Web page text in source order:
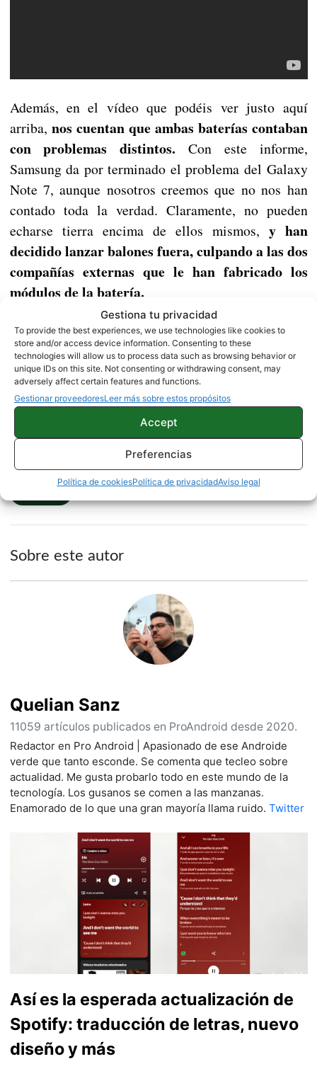
Gestiona tu privacidad
To provide the best experiences, we use technologies like cookies to
store and/or access device information. Consenting to these
technologies will allow us to process data such as browsing behavior or
unique IDs on this site. Not consenting or withdrawing consent, may
adversely affect certain features and functions.
Gestionar proveedoresLeer más sobre estos propósitos
Accept
Preferencias
Política de cookiesPolítica de privacidadAviso legal
Además, en el vídeo que podéis ver justo aquí
arriba, nos cuentan que ambas baterías contaban
con problemas distintos. Con este informe,
Samsung da por terminado el problema del Galaxy
Note 7, aunque nosotros creemos que no nos han
contado toda la verdad. Claramente, no pueden
echarse tierra encima de ellos mismos, y han
decidido lanzar balones fuera, culpando a las dos
compañías externas que le han fabricado los
módulos de la batería.
Sea como sea,esperamos que esto nunca se
vuelva a repetir,ya no por el prestigio de
Samsung, sino por el riesgo que conlleva tener en
el mercado un dispositivo con riesgo de incendio.
Hugo Barra anuncia que deja Xiaomi
Sobre este autor
Quelian Sanz
11059 artículos publicados en ProAndroid desde 2020.
Redactor en Pro Android | Apasionado de ese Androide
verde que tanto esconde. Se comenta que tecleo sobre
actualidad. Me gusta probarlo todo en este mundo de la
tecnología. Los gusanos se comen a las manzanas.
Enamorado de lo que una gran mayoría llama ruido. Twitter
Así es la esperada actualización de
Spotify: traducción de letras, nuevo
diseño y más